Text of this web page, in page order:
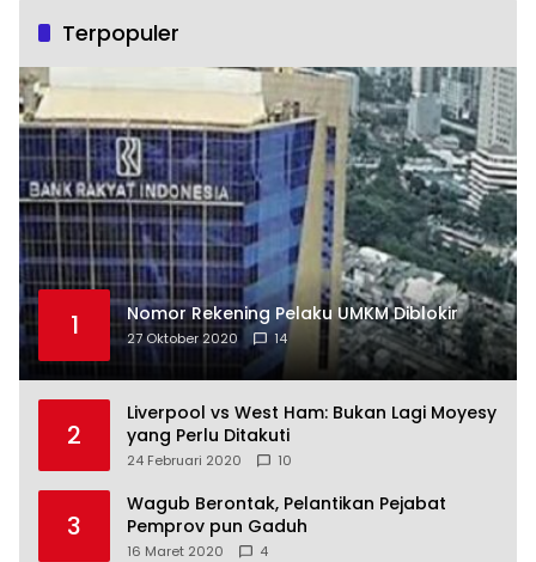
Terpopuler
1 Nomor Rekening Pelaku UMKM Diblokir
27 Oktober 2020 14
2
Liverpool vs West Ham: Bukan Lagi Moyesy
yang Perlu Ditakuti
24 Februari 2020 10
3
Wagub Berontak, Pelantikan Pejabat
Pemprov pun Gaduh
16 Maret 2020 4